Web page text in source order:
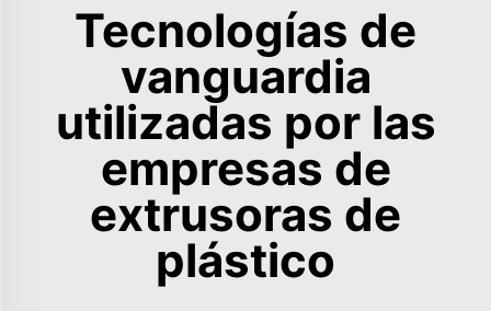
Tecnologías de
vanguardia
utilizadas por las
empresas de
extrusoras de
plástico